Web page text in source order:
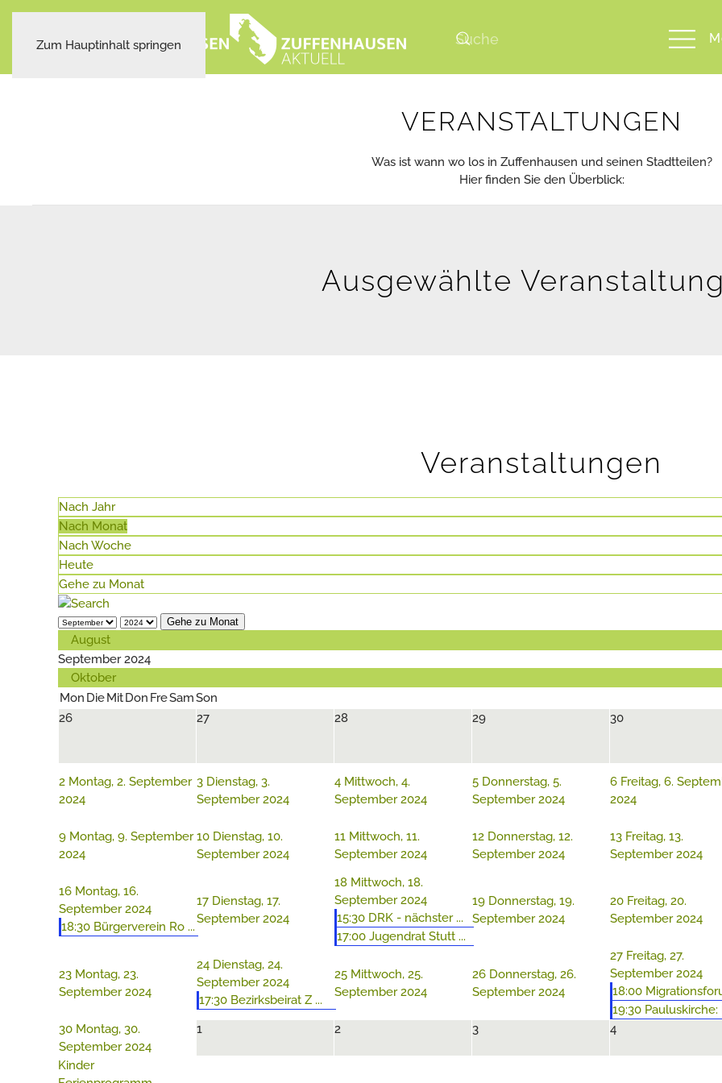
Zum Hauptinhalt springen
VERANSTALTUNGEN
Was ist wann wo los in Zuffenhausen und seinen Stadtteilen?
Hier finden Sie den Überblick:
Ausgewählte
Veranstaltungen
Nach Jahr
Nach Monat
Nach Woche
Heute
Gehe zu Monat
Gehe zu Monat
August
September 2024
Oktober
Mon DieMitDon FreSamSon
26
27 28 29 30
2 Montag, 2. September
2024
3 Dienstag, 3.
September 2024
4 Mittwoch, 4.
September 2024
5 Donnerstag, 5.
September 2024
6 Freitag, 6.
2024
9 Montag, 9. September
2024
10 Dienstag, 10.
September 2024
11 Mittwoch, 11.
September 2024
12 Donnerstag, 12.
September 2024
13 Freitag, 13.
September 2024
16 Montag, 16.
September 2024
18:30 Bürgerverein Ro ...
17 Dienstag, 17.
September 2024
18 Mittwoch, 18.
September 2024
15:30 DRK - nächster ...
17:00 Jugendrat Stutt ...
19 Donnerstag, 19.
September 2024
20 Freitag, 20.
September 2024
23 Montag, 23.
September 2024
24 Dienstag, 24.
September 2024
17:30 Bezirksbeirat Z ...
25 Mittwoch, 25.
September 2024
26 Donnerstag, 26.
September 2024
27 Freitag, 27.
September 2024
18:00
19:30 Pauluskirche:
30 Montag, 30.
September 2024
1 2 3 4
Kinder